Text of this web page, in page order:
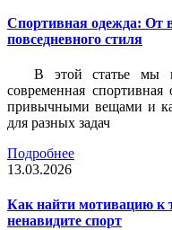
Спортивная одежда: От
повседневного стиля
В этой статье мы
современная спортивная
привычными вещами и
для разных задач
Подробнее
13.03.2026
Как найти мотивацию к
ненавидите спорт